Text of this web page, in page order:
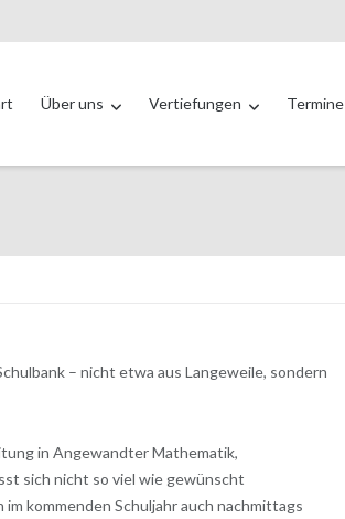
Über uns Vertiefungen Termine
– nicht etwa aus Langeweile, sondern
in Angewandter Mathematik,
sich nicht so viel wie gewünscht
kommenden Schuljahr auch nachmittags